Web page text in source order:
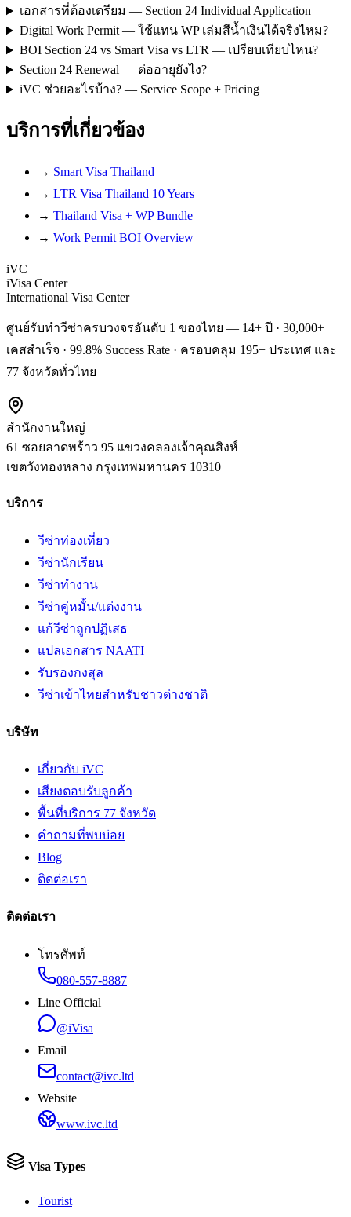
เอกสารที่ต้องเตรียม — Section 24 Individual Application
Digital Work Permit — ใช้แทน WP เล่มสีน้ำเงินได้จริงไหม?
BOI Section 24 vs Smart Visa vs LTR — เปรียบเทียบไหน?
Section 24 Renewal — ต่ออายุยังไง?
iVC ช่วยอะไรบ้าง? — Service Scope + Pricing
บริการที่เกี่ยวข้อง
→ Smart Visa Thailand
→ LTR Visa Thailand 10 Years
→ Thailand Visa + WP Bundle
→ Work Permit BOI Overview
iVC
iVisa Center
International Visa Center
ศูนย์รับทำวีซ่าครบวงจรอันดับ 1 ของไทย — 14+ ปี · 30,000+
เคสสำเร็จ · 99.8% Success Rate · ครอบคลุม 195+ ประเทศ และ
77 จังหวัดทั่วไทย
สำนักงานใหญ่
61 ซอยลาดพร้าว 95 แขวงคลองเจ้าคุณสิงห์
เขตวังทองหลาง กรุงเทพมหานคร 10310
บริการ
วีซ่าท่องเที่ยว
วีซ่านักเรียน
วีซ่าทำงาน
วีซ่าคู่หมั้น/แต่งงาน
แก้วีซ่าถูกปฏิเสธ
แปลเอกสาร NAATI
รับรองกงสุล
วีซ่าเข้าไทยสำหรับชาวต่างชาติ
บริษัท
เกี่ยวกับ iVC
เสียงตอบรับลูกค้า
พื้นที่บริการ 77 จังหวัด
คำถามที่พบบ่อย
Blog
ติดต่อเรา
ติดต่อเรา
โทรศัพท์
080-557-8887
Line Official
@iVisa
Email
contact@ivc.ltd
Website
www.ivc.ltd
Visa Types
Tourist